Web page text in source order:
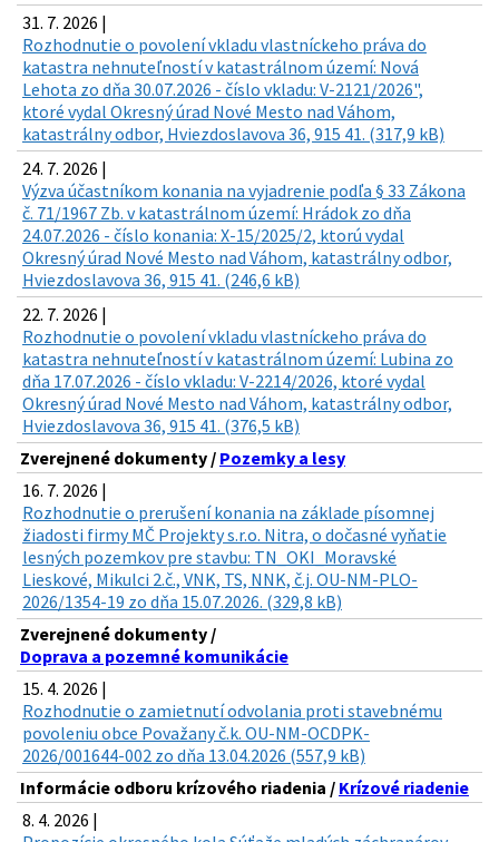
31. 7. 2026 |
Rozhodnutie o povolení vkladu vlastníckeho práva do
katastra nehnuteľností v katastrálnom území: Nová
Lehota zo dňa 30.07.2026 - číslo vkladu: V-2121/2026",
ktoré vydal Okresný úrad Nové Mesto nad Váhom,
katastrálny odbor, Hviezdoslavova 36, 915 41. (317,9 kB)
24. 7. 2026 |
Výzva účastníkom konania na vyjadrenie podľa § 33 Zákona
č. 71/1967 Zb. v katastrálnom území: Hrádok zo dňa
24.07.2026 - číslo konania: X-15/2025/2, ktorú vydal
Okresný úrad Nové Mesto nad Váhom, katastrálny odbor,
Hviezdoslavova 36, 915 41. (246,6 kB)
22. 7. 2026 |
Rozhodnutie o povolení vkladu vlastníckeho práva do
katastra nehnuteľností v katastrálnom území: Lubina zo
dňa 17.07.2026 - číslo vkladu: V-2214/2026, ktoré vydal
Okresný úrad Nové Mesto nad Váhom, katastrálny odbor,
Hviezdoslavova 36, 915 41. (376,5 kB)
Zverejnené dokumenty / Pozemky a lesy
16. 7. 2026 |
Rozhodnutie o prerušení konania na základe písomnej
žiadosti firmy MČ Projekty s.r.o. Nitra, o dočasné vyňatie
lesných pozemkov pre stavbu: TN_OKI_Moravské
Lieskové, Mikulci 2.č., VNK, TS, NNK, č.j. OU-NM-PLO-
2026/1354-19 zo dňa 15.07.2026. (329,8 kB)
Zverejnené dokumenty /
Doprava a pozemné komunikácie
15. 4. 2026 |
Rozhodnutie o zamietnutí odvolania proti stavebnému
povoleniu obce Považany č.k. OU-NM-OCDPK-
2026/001644-002 zo dňa 13.04.2026 (557,9 kB)
Informácie odboru krízového riadenia / Krízové riadenie
8. 4. 2026 |